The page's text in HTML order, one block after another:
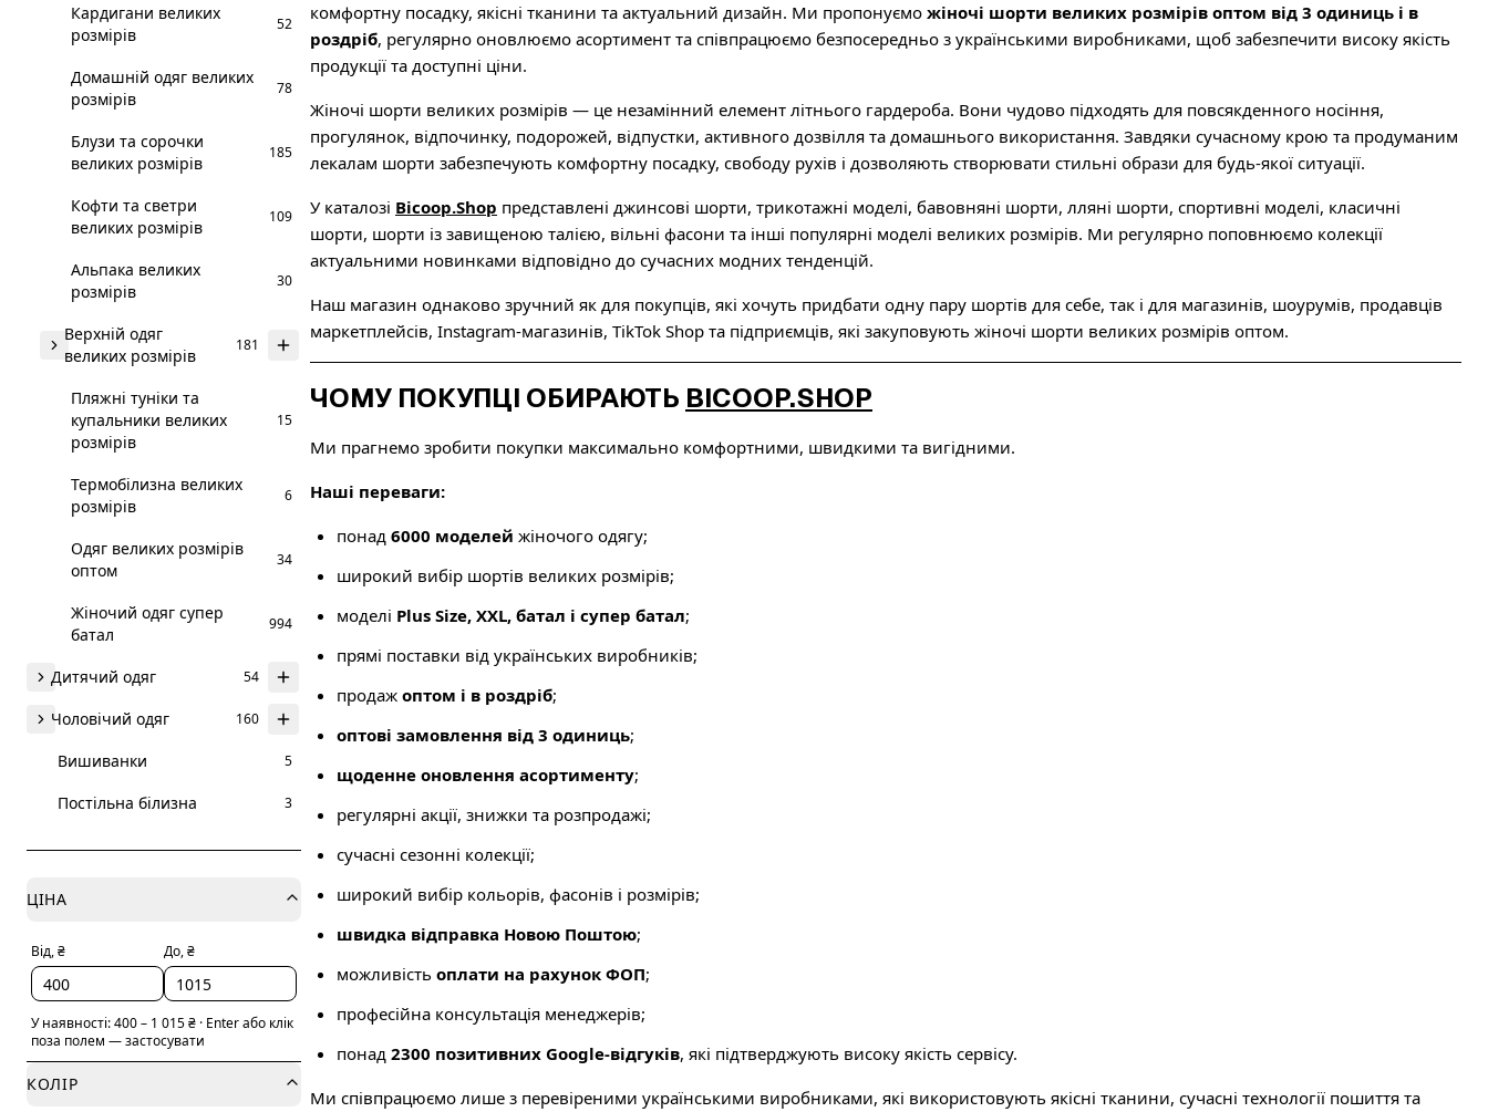
Кардигани великих
розмірів
52
Домашній одяг великих
розмірів
78
Блузи та сорочки
великих розмірів
185
Кофти та светри
великих розмірів
109
Альпака великих
розмірів
30
Верхній одяг
великих розмірів
181
Пляжні туніки та
купальники великих
розмірів
15
Термобілизна великих
розмірів
6
Одяг великих розмірів
оптом
34
Жіночий одяг супер
батал
994
Дитячий одяг 54
Чоловічий одяг 160
Вишиванки 5
Постільна білизна 3
ЦІНА
Від, ₴ До, ₴
У наявності:400– 1 015₴ · Enter або клік
поза полем — застосувати
КОЛІР
комфортну посадку, якісні тканини та актуальний дизайн. Ми пропонуємо жіночі шорти великих розмірів оптом від 3 одиниць і в
роздріб, регулярно оновлюємо асортимент та співпрацюємо безпосередньо з українськими виробниками, щоб забезпечити високу якість
продукції та доступні ціни.
Жіночі шорти великих розмірів — це незамінний елемент літнього гардероба. Вони чудово підходять для повсякденного носіння,
прогулянок, відпочинку, подорожей, відпустки, активного дозвілля та домашнього використання. Завдяки сучасному крою та продуманим
лекалам шорти забезпечують комфортну посадку, свободу рухів і дозволяють створювати стильні образи для будь-якої ситуації.
У каталозі Bicoop.Shop представлені джинсові шорти, трикотажні моделі, бавовняні шорти, лляні шорти, спортивні моделі, класичні
шорти, шорти із завищеною талією, вільні фасони та інші популярні моделі великих розмірів. Ми регулярно поповнюємо колекції
актуальними новинками відповідно до сучасних модних тенденцій.
Наш магазин однаково зручний як для покупців, які хочуть придбати одну пару шортів для себе, так і для магазинів, шоурумів, продавців
маркетплейсів, Instagram-магазинів, TikTok Shop та підприємців, які закуповують жіночі шорти великих розмірів оптом.
ЧОМУ ПОКУПЦІ ОБИРАЮТЬ BICOOP.SHOP
Ми прагнемо зробити покупки максимально комфортними, швидкими та вигідними.
Наші переваги:
понад 6000 моделей жіночого одягу;
широкий вибір шортів великих розмірів;
моделі Plus Size, XXL, батал і супер батал;
прямі поставки від українських виробників;
продаж оптом і в роздріб;
оптові замовлення від 3 одиниць;
щоденне оновлення асортименту;
регулярні акції, знижки та розпродажі;
сучасні сезонні колекції;
широкий вибір кольорів, фасонів і розмірів;
швидка відправка Новою Поштою;
можливість оплати на рахунок ФОП;
професійна консультація менеджерів;
понад 2300 позитивних Google-відгуків, які підтверджують високу якість сервісу.
Ми співпрацюємо лише з перевіреними українськими виробниками, які використовують якісні тканини, сучасні технології пошиття та